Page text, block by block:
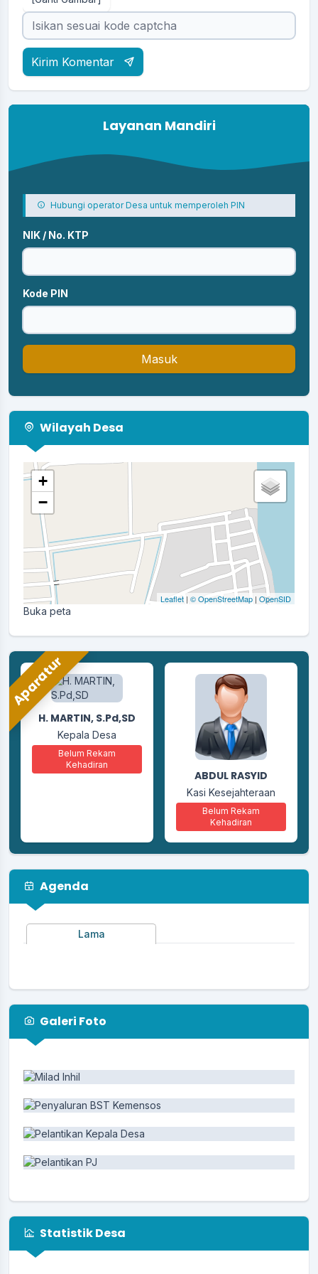
Kirim Komentar
Layanan Mandiri
Hubungi operator Desa untuk memperoleh PIN
NIK / No. KTP
Kode PIN
Masuk
Wilayah Desa
+
−
Leaflet | © OpenStreetMap | OpenSID
Buka peta
Aparatur
H. MARTIN, S.Pd,SD
Kepala Desa
Belum Rekam
Kehadiran
SRI NENGSIH
Kasi Pemerintahan
Belum Rekam
Kehadiran
ABDUL RASYID
Kasi Kesejahteraan
Belum Rekam
Kehadiran
Agenda
Lama
Galeri Foto
Statistik Desa